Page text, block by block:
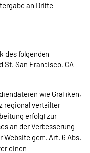
an Dritte
des folgenden
St. San Francisco, CA
wie Grafiken,
regional verteilter
erfolgt zur
an der Verbesserung
gem. Art. 6 Abs.
einen